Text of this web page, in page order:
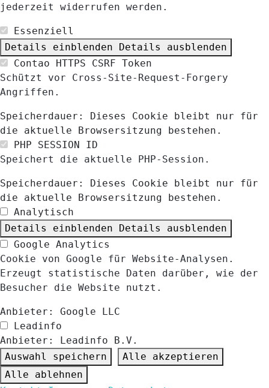
jederzeit widerrufen werden.
Essenziell
Details einblenden
Details ausblenden
Contao HTTPS CSRF Token
Schützt vor Cross-Site-Request-Forgery
Angriffen.
Speicherdauer:
Dieses Cookie bleibt nur für
die aktuelle Browsersitzung bestehen.
PHP SESSION ID
Speichert die aktuelle PHP-Session.
Speicherdauer:
Dieses Cookie bleibt nur für
die aktuelle Browsersitzung bestehen.
Analytisch
Details einblenden
Details ausblenden
Google Analytics
Cookie von Google für Website-Analysen.
Erzeugt statistische Daten darüber, wie der
Besucher die Website nutzt.
Anbieter:
Google LLC
Leadinfo
Anbieter:
Leadinfo B.V.
Auswahl speichern
Alle akzeptieren
Alle ablehnen